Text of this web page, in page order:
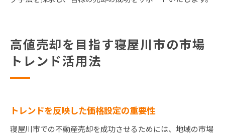
高値売却を目指す寝屋川市の市場
トレンド活用法
トレンドを反映した価格設定の重要性
寝屋川市での不動産売却を成功させるためには、地域の市場